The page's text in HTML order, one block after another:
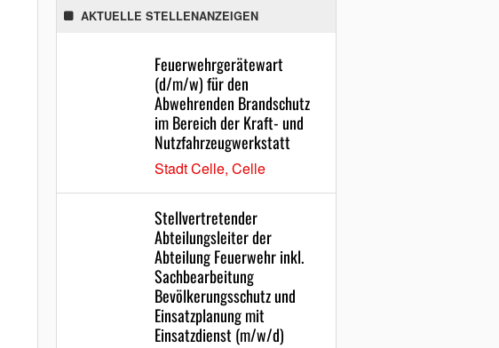
AKTUELLE STELLENANZEIGEN
Feuerwehrgerätewart
(d/m/w) für den
Abwehrenden Brandschutz
im Bereich der Kraft- und
Nutzfahrzeugwerkstatt
Stadt Celle, Celle
Stellvertretender
Abteilungsleiter der
Abteilung Feuerwehr inkl.
Sachbearbeitung
Bevölkerungsschutz und
Einsatzplanung mit
Einsatzdienst (m/w/d)